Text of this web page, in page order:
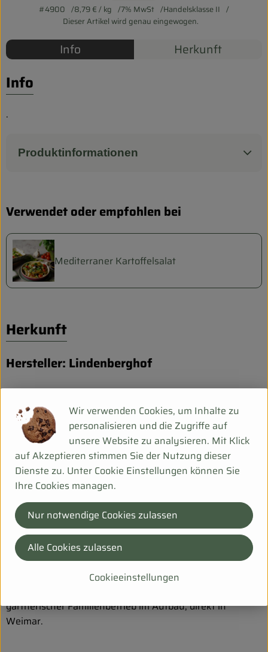
Pferdepension & Reitbetrieb
Firmenkunden
#4900 8,79 €/ kg 7% MwSt
Handelsklasse II
Dieser Artikel wird genau eingewogen.
Info Herkunft
Info
.
Produktinformationen
Verwendet oder empfohlen bei
Mediterraner Kartoffelsalat
Herkunft
Hersteller: Lindenberghof
DE-99425 Thüringen
gärtnerischer Familienbetrieb im Aufbau, direkt in
Weimar.
Wir verwenden Cookies, um Inhalte zu
personalisieren und die Zugriffe auf
unsere Website zu analysieren. Mit Klick
auf Akzeptieren stimmen Sie der Nutzung dieser
Dienste zu. Unter Cookie Einstellungen können Sie
Ihre Cookies managen.
Cookieeinstellungen
Nur notwendige Cookies zulassen
Alle Cookies zulassen